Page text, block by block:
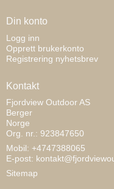
Din konto
Logg inn
Opprett brukerkonto
Registrering nyhetsbrev
Kontakt
Fjordview Outdoor AS
Berger
Norge
Org. nr.: 923847650
Mobil: +4747388065
E-post:
Sitemap